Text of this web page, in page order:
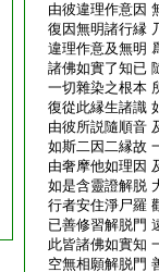
由彼違理作意因
復因無明諸行縁
違理作意及無明
諸佛如實了知已
一切雜染之根本
復從此縁生諸識
由彼所説隨順音
如斯二因二縁故
由奢摩他如理因
如是含靈證解脱
行者安住淨尸羅
已善修習解脱門
此皆諸佛如實知
空無相願解脱門